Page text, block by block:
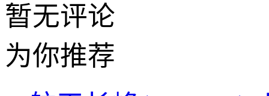
暂无评论
为你推荐